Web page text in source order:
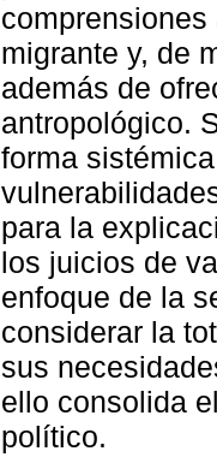
migrante y, de
además de
antropológico.
forma
para la
los juicios de
enfoque de la
considerar la
sus
ello consolida
político.